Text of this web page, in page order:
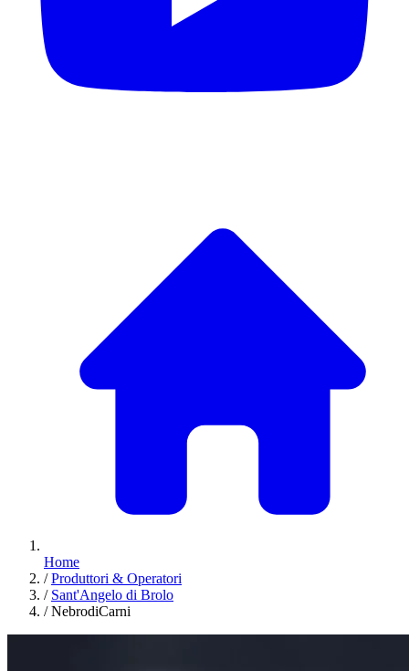
Home
/ Produttori & Operatori
/ Sant'Angelo di Brolo
/ NebrodiCarni